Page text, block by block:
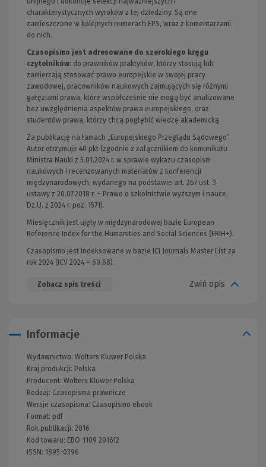
charakterystycznych wyroków z tej dziedziny. Są one
zamieszczone w kolejnych numerach EPS, wraz z komentarzami
do nich.
Czasopismo jest adresowane do szerokiego kręgu
czytelników: do prawników praktyków, którzy stosują lub
zamierzają stosować prawo europejskie w swojej pracy
zawodowej, pracowników naukowych zajmujących się różnymi
gałęziami prawa, które współcześnie nie mogą być analizowane
bez uwzględnienia aspektów prawa europejskiego, oraz
studentów prawa, którzy chcą pogłębić wiedzę akademicką.
Za publikację na łamach „Europejskiego Przeglądu Sądowego”
Autor otrzymuje 40 pkt (zgodnie z załącznikiem do komunikatu
Ministra Nauki z 5.01.2024 r. w sprawie wykazu czasopism
naukowych i recenzowanych materiałów z konferencji
międzynarodowych, wydanego na podstawie art. 267 ust. 3
ustawy z 20.07.2018 r. – Prawo o szkolnictwie wyższym i nauce,
Dz.U. z 2024 r. poz. 1571).
Miesięcznik jest ujęty w międzynarodowej bazie European
Reference Index for the Humanities and Social Sciences (ERIH+).
Czasopismo jest indeksowane w bazie ICI Journals Master List za
rok 2024 (ICV 2024 = 60.68).
Zobacz spis treści Zwiń opis
Informacje
Wydawnictwo: Wolters Kluwer Polska
Kraj produkcji: Polska
Producent: Wolters Kluwer Polska
Rodzaj: Czasopisma prawnicze
Wersje czasopisma: Czasopismo ebook
Format: pdf
Rok publikacji: 2016
Kod towaru: EBO-1109 201612
ISSN: 1895-0396